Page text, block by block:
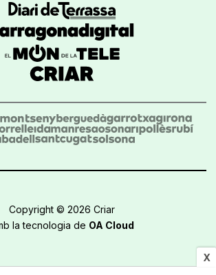
X
Copyright © 2026 Criar
la tecnologia de OA Cloud